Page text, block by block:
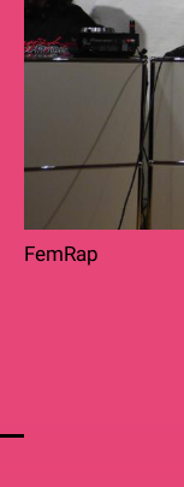
FemRap